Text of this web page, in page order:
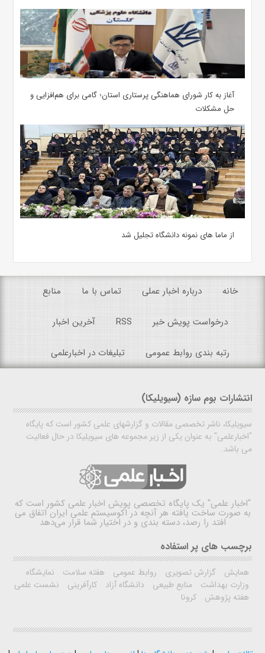
آغاز به کار شورای هماهنگی پرستاری استان؛ گامی برای هم‌افزایی و
حل مشکلات
از ماما های نمونه دانشگاه تجلیل شد
خانه درباره اخبار عملی تماس با ما منابع
درخواست پویش خبر RSS آخرین اخبار
رتبه بندی روابط عمومی تبلیغات در اخبارعلمی
انتشارات بوم سازه (سیویلیکا)
سیویلیکا، ناشر تخصصی مقالات و گزارشهای علمی کشور است که پایگاه
"اخبارعلمی" به عنوان یکی از زیر مجموعه های سیویلیکا در حال فعالیت
می باشد.
"اخبار علمی" یک پایگاه تخصصی پویش اخبار علمی کشور است که
به صورت ساخت یافته هر آنچه در اکوسیستم علمی ایران اتفاق می
افتد را رصد، دسته بندی و در اختیار شما قرار می‌دهد
برچسب های پر استفاده
همایش گزارش تصویری روابط عمومی هفته سلامت
نمایشگاه
وزارت بهداشت
منابع طبیعی دانشگاه آزاد کارآفرینی
نشست علمی
هفته پژوهش
کرونا